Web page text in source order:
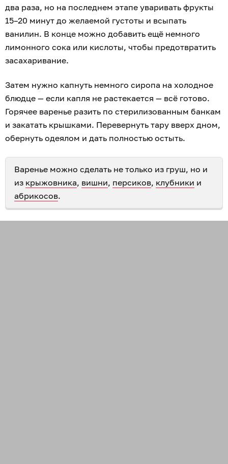
два раза, но на последнем этапе уваривать фрукты
15–20 минут до желаемой густоты и всыпать
ванилин. В конце можно добавить ещё немного
лимонного сока или кислоты, чтобы предотвратить
засахаривание.
Затем нужно капнуть немного сиропа на холодное
блюдце — если капля не растекается — всё готово.
Горячее варенье разить по стерилизованным банкам
и закатать крышками. Перевернуть тару вверх дном,
обернуть одеялом и дать полностью остыть.
Варенье можно сделать не только из груш, но и
из крыжовника, вишни, персиков, клубники и
абрикосов.